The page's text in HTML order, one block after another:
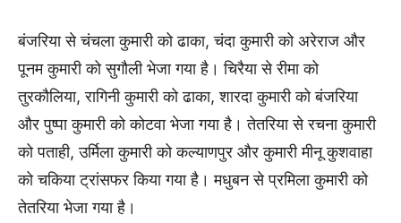
बंजरिया से चंचला कुमारी को ढाका, चंदा कुमारी को अरेराज और
पूनम कुमारी को सुगौली भेजा गया है। चिरैया से रीमा को
तुरकौलिया, रागिनी कुमारी को ढाका, शारदा कुमारी को बंजरिया
और पुष्पा कुमारी को कोटवा भेजा गया है। तेतरिया से रचना कुमारी
को पताही, उर्मिला कुमारी को कल्याणपुर और कुमारी मीनू कुशवाहा
को चकिया ट्रांसफर किया गया है। मधुबन से प्रमिला कुमारी को
तेतरिया भेजा गया है।